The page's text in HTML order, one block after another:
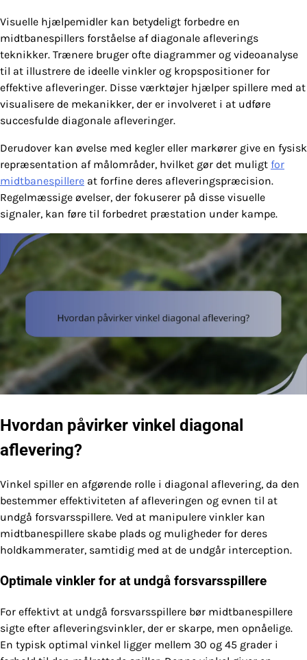
Visuelle hjælpemidler kan betydeligt forbedre en
midtbanespillers forståelse af diagonale afleverings
teknikker. Trænere bruger ofte diagrammer og videoanalyse
til at illustrere de ideelle vinkler og kropspositioner for
effektive afleveringer. Disse værktøjer hjælper spillere med at
visualisere de mekanikker, der er involveret i at udføre
succesfulde diagonale afleveringer.
Derudover kan øvelse med kegler eller markører give en fysisk
repræsentation af målområder, hvilket gør det muligt for
midtbanespillere at forfine deres afleveringspræcision.
Regelmæssige øvelser, der fokuserer på disse visuelle
signaler, kan føre til forbedret præstation under kampe.
Hvordan påvirker vinkel diagonal
aflevering?
Vinkel spiller en afgørende rolle i diagonal aflevering, da den
bestemmer effektiviteten af afleveringen og evnen til at
undgå forsvarsspillere. Ved at manipulere vinkler kan
midtbanespillere skabe plads og muligheder for deres
holdkammerater, samtidig med at de undgår interception.
Optimale vinkler for at undgå forsvarsspillere
For effektivt at undgå forsvarsspillere bør midtbanespillere
sigte efter afleveringsvinkler, der er skarpe, men opnåelige.
En typisk optimal vinkel ligger mellem 30 og 45 grader i